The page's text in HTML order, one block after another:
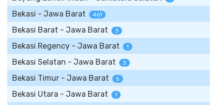
Bekasi - Jawa Barat 461
Bekasi Barat - Jawa Barat 3
Bekasi Regency - Jawa Barat 1
Bekasi Selatan - Jawa Barat 3
Bekasi Timur - Jawa Barat 5
Bekasi Utara - Jawa Barat 1